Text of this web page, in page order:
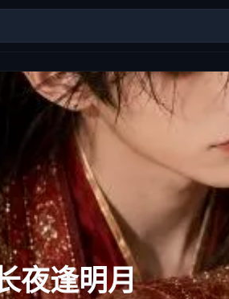
艺、短剧高清在线观看
夜逢明月